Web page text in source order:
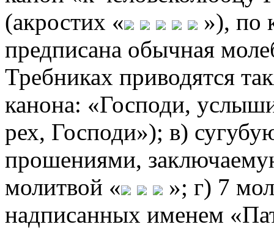
(акростих «
»), по
предписана обычная
Требниках приводятся
канона: «Господи,
рех, Господи»); в)
прошениями,
молитвой «
»; г) 7
надписанных именем